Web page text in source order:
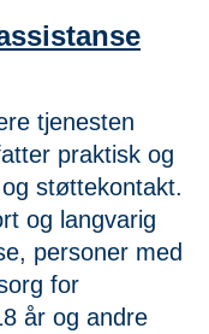
tjenesten
praktisk og
støttekontakt.
og langvarig
personer med
for
år og andre